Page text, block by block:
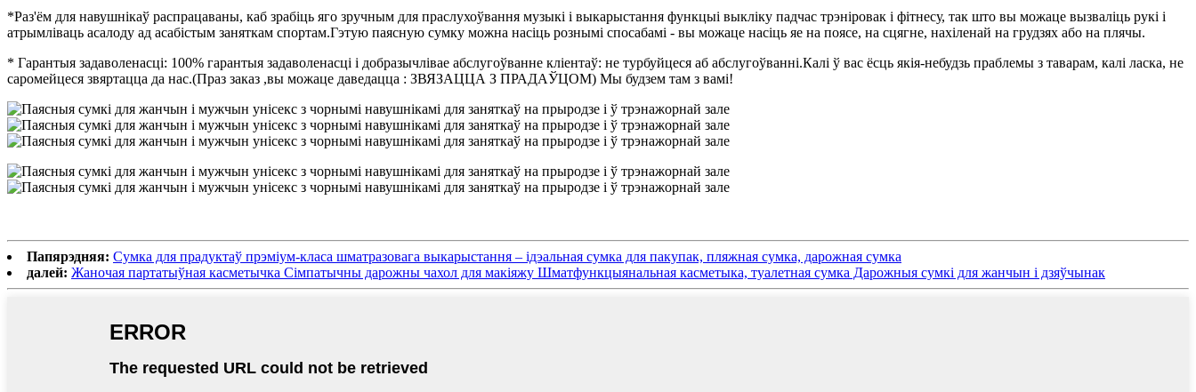
*Раз'ём для навушнікаў распрацаваны, каб зрабіць яго зручным для праслухоўвання музыкі і выкарыстання функцыі выкліку падчас трэніровак і фітнесу, так што вы можаце вызваліць рукі і
атрымліваць асалоду ад асабістым заняткам спортам.Гэтую паясную сумку можна насіць рознымі спосабамі - вы можаце насіць яе на поясе, на сцягне, нахіленай на грудзях або на плячы.
* Гарантыя задаволенасці: 100% гарантыя задаволенасці і добразычлівае абслугоўванне кліентаў: не турбуйцеся аб абслугоўванні.Калі ў вас ёсць якія-небудзь праблемы з таварам, калі ласка, не
саромейцеся звяртацца да нас.(Праз заказ ,вы можаце даведацца : ЗВЯЗАЦЦА З ПРАДАЎЦОМ) Мы будзем там з вамі!
Папярэдняя: Сумка для прадуктаў прэміум-класа шматразовага выкарыстання – ідэальная сумка для пакупак, пляжная сумка, дарожная сумка
далей: Жаночая партатыўная касметычка Сімпатычны дарожны чахол для макіяжу Шматфункцыянальная касметыка, туалетная сумка Дарожныя сумкі для жанчын і дзяўчынак